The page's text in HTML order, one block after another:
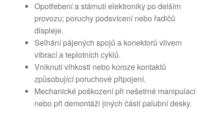
Opotřebení a stárnutí elektroniky po delším
provozu; poruchy podsvícení nebo řadičů
displeje.
Selhání pájených spojů a konektorů vlivem
vibrací a teplotních cyklů.
Vniknutí vlhkosti nebo koroze kontaktů
způsobující poruchové připojení.
Mechanické poškození při nešetrné manipulaci
nebo při demontáži jiných částí palubní desky.